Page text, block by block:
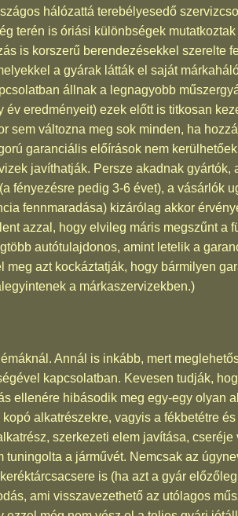
hálózattá terebélyesedő
terén is óriási különbségek
is korszerű berendezésekkel szerelte
a gyárak látták el saját
állnak a legnagyobb
eredményeit) ezek előtt is titkosan
sem változna meg sok minden, ha
garanciális előírások nem
javíthatják. Persze akadnak gyártók,
fényezésre pedig 3-6 évet), a vásárlók
fennmaradása) kizárólag akkor
azzal, hogy elvileg máris megszűnt a
autótulajdonos, amint letelik a
azt kockáztatják, hogy bármilyen
a márkaszervizekben.)
Annál is inkább, mert
kapcsolatban. Kevesen tudják,
ellenére hibásodik meg egy-egy olyan
alkatrészekre, vagyis a fékbetétre
szerkezeti elem javítása,
a járművét. Nemcsak az
is (ha azt a gyár
ami visszavezethető az utólagos